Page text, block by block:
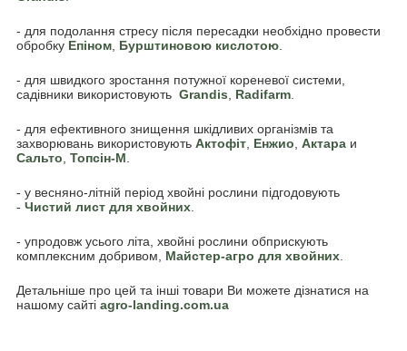
- для подолання стресу після пересадки необхідно провести
обробку Епіном Бурштиновою кислотою
- для швидкого зростання потужної кореневої системи,
садівники використовують Grandis Radifarm
- для ефективного знищення шкідливих організмів та
захворювань використовують Актофіт Енжио Актара и
Сальто Топсін-М
- у весняно-літній період хвойні рослини підгодовують
- Чистий лист для хвойних
- упродовж усього літа, хвойні рослини обприскують
комплексним добривом, Майстер-агро для хвойних
Детальніше про цей та інші товари Ви можете дізнатися на
нашому сайті agro-landing.com.ua